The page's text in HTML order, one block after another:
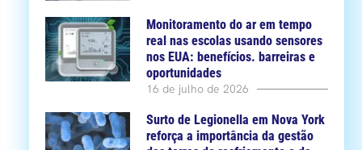
Monitoramento do ar em tempo
real nas escolas usando sensores
nos EUA: benefícios. barreiras e
oportunidades
16 de julho de 2026
Surto de Legionella em Nova York
reforça a importância da gestão